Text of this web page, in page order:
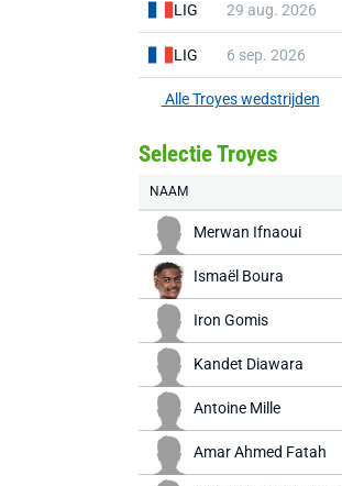
LIG 29 aug. 2026
LIG 6 sep. 2026
Alle Troyes wedstrijden
Selectie Troyes
NAAM
Merwan Ifnaoui
Ismaël Boura
Iron Gomis
Kandet Diawara
Antoine Mille
Amar Ahmed Fatah